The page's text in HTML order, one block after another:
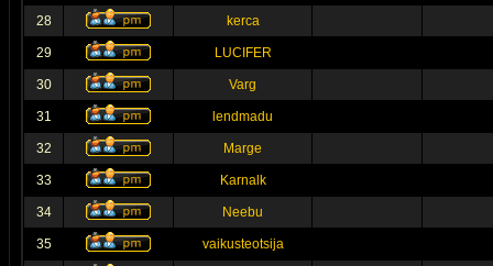
28 kerca
29 LUCIFER
30 Varg
31 lendmadu
32 Marge
33 Karnalk
34 Neebu
35 vaikusteotsija